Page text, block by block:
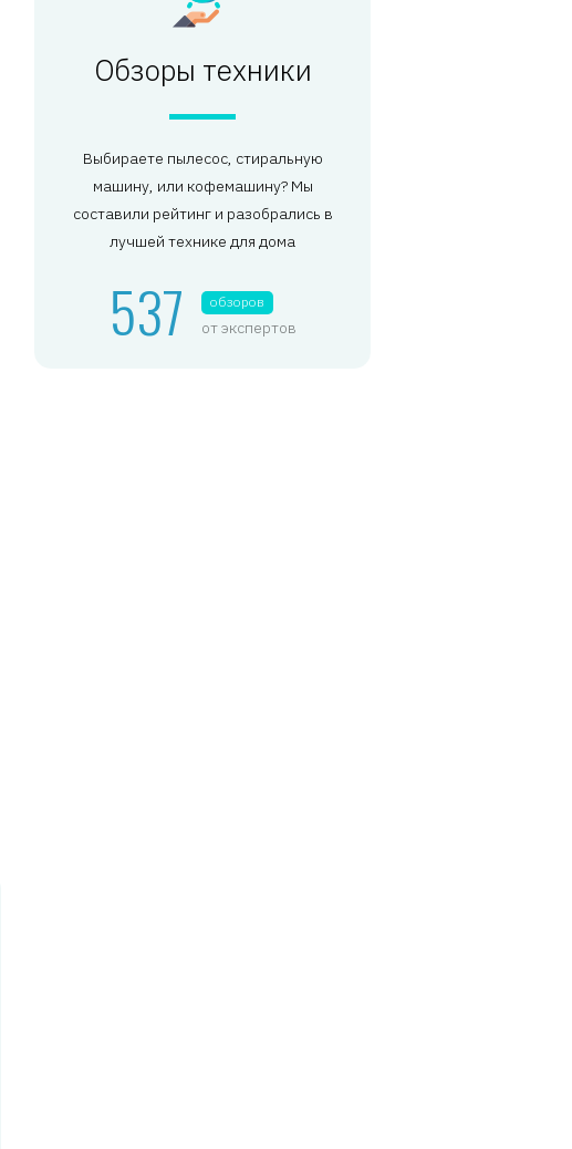
Обзоры техники
Выбираете пылесос, стиральную
машину, или кофемашину? Мы
составили рейтинг и разобрались в
лучшей технике для дома
537 обзоров
от экспертов